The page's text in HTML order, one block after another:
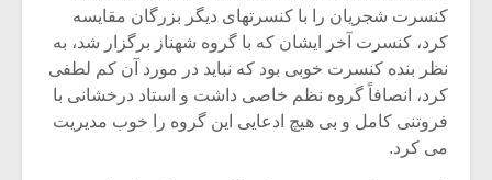
کنسرت شجریان را با کنسرت‏های دیگر بزرگان مقایسه
کرد، کنسرت آخر ایشان که با گروه شهناز برگزار شد، به
نظر بنده کنسرت خوبی بود که نباید در مورد آن کم ‏لطفی
کرد، انصافاً گروه نظم خاصی داشت و استاد درخشانی با
فروتنی کامل و بی‏ هیچ ادعایی این گروه را خوب مدیریت
می ‏کرد.